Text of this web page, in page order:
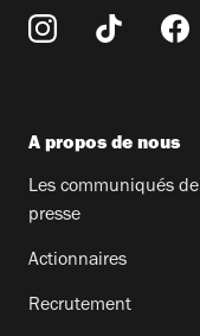
A propos de nous
Les communiqués de
presse
Actionnaires
Recrutement